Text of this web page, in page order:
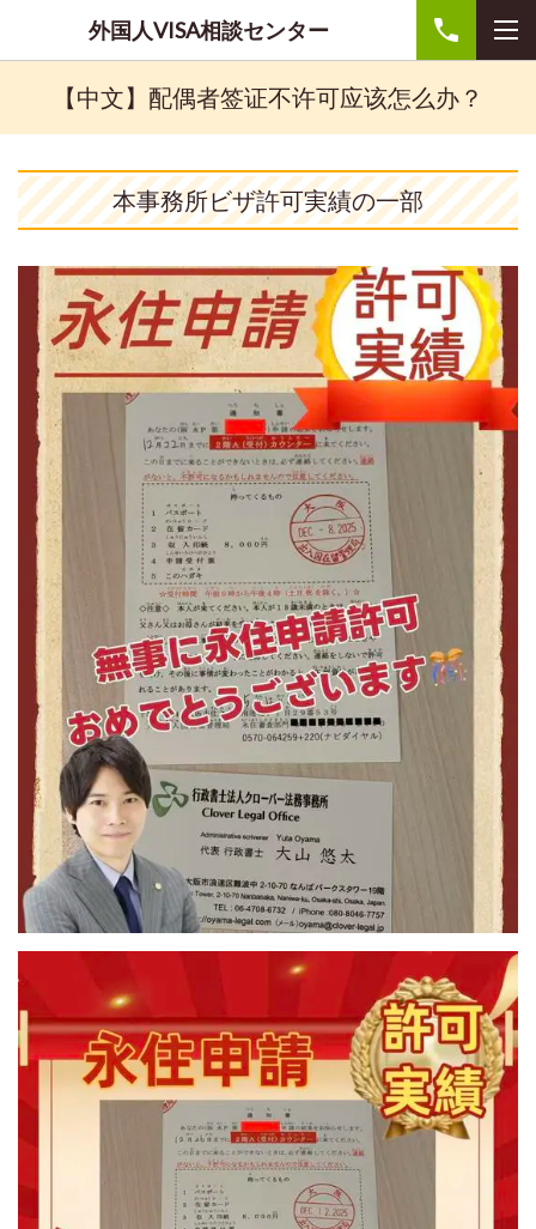
外国人VISA相談センター
【中文】配偶者签证不许可应该怎么办？
本事務所ビザ許可実績の一部